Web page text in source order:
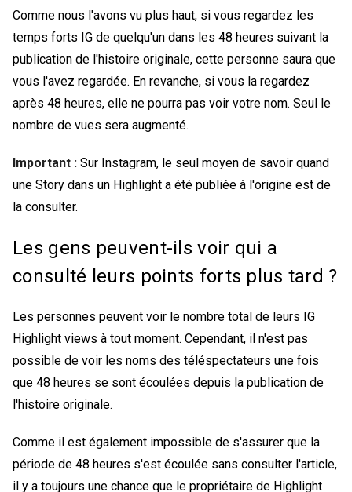
Comme nous l'avons vu plus haut, si vous regardez les
temps forts IG de quelqu'un dans les 48 heures suivant la
publication de l'histoire originale, cette personne saura que
vous l'avez regardée. En revanche, si vous la regardez
après 48 heures, elle ne pourra pas voir votre nom. Seul le
nombre de vues sera augmenté.
Important : Sur Instagram, le seul moyen de savoir quand
une Story dans un Highlight a été publiée à l'origine est de
la consulter.
Les gens peuvent-ils voir qui a
consulté leurs points forts plus tard ?
Les personnes peuvent voir le nombre total de leurs IG
Highlight views à tout moment. Cependant, il n'est pas
possible de voir les noms des téléspectateurs une fois
que 48 heures se sont écoulées depuis la publication de
l'histoire originale.
Comme il est également impossible de s'assurer que la
période de 48 heures s'est écoulée sans consulter l'article,
il y a toujours une chance que le propriétaire de Highlight